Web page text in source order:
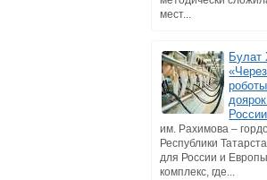
мест...
Булат
им. Рахимова –
Республики
для России и
комплекс, где...